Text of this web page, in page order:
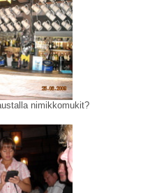
nimikkomukit?